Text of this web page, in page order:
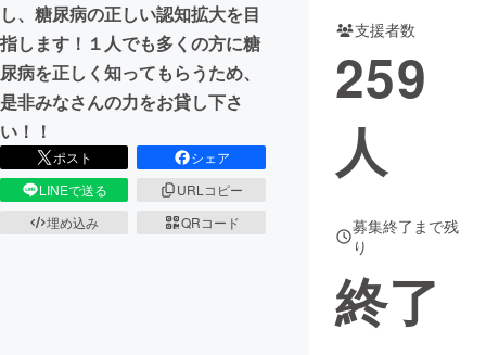
し、糖尿病の正しい認知拡大を目
指します！１人でも多くの方に糖
尿病を正しく知ってもらうため、
是非みなさんの力をお貸し下さ
い！！
ポスト
シェア
LINEで送る
URLコピー
埋め込み
QRコード
支援者数
259
人
募集終了まで残
り
終了